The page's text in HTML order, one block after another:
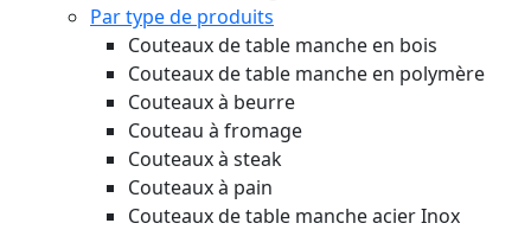
Par type de produits
Couteaux de table manche en bois
Couteaux de table manche en polymère
Couteaux à beurre
Couteau à fromage
Couteaux à steak
Couteaux à pain
Couteaux de table manche acier Inox